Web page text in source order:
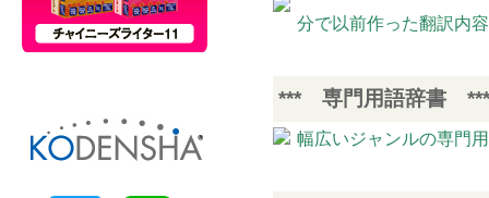
分で以前作った翻訳内
*** 専門用語辞書 ***
幅広いジャンルの専門